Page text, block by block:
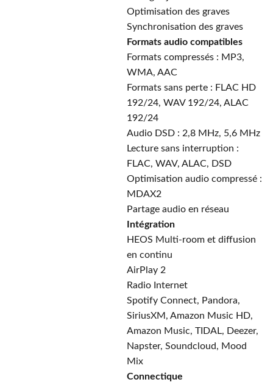
Optimisation des graves
Synchronisation des graves
Formats audio compatibles
Formats compressés : MP3,
WMA, AAC
Formats sans perte : FLAC HD
192/24, WAV 192/24, ALAC
192/24
Audio DSD : 2,8 MHz, 5,6 MHz
Lecture sans interruption :
FLAC, WAV, ALAC, DSD
Optimisation audio compressé :
MDAX2
Partage audio en réseau
Intégration
HEOS Multi-room et diffusion
en continu
AirPlay 2
Radio Internet
Spotify Connect, Pandora,
SiriusXM, Amazon Music HD,
Amazon Music, TIDAL, Deezer,
Napster, Soundcloud, Mood
Mix
Connectique